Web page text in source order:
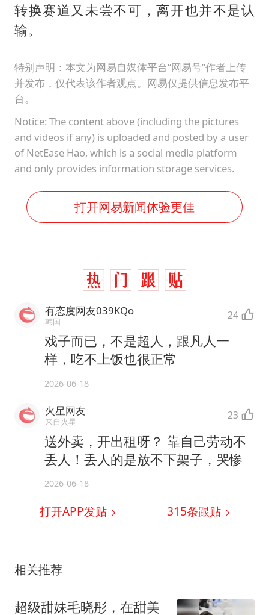
转换赛道又未尝不可，离开也并不是认
输。
特别声明：本文为网易自媒体平台“网易号”作者上传
并发布，仅代表该作者观点。网易仅提供信息发布平
台。
Notice: The content above (including the pictures
and videos if any) is uploaded and posted by a user
of NetEase Hao, which is a social media platform
and only provides information storage services.
打开网易新闻体验更佳
有态度网友039KQo
韩国 24
戏子而已，不是超人，跟凡人一
样，吃不上饭也很正常
2026-06-18
火星网友
来自火星 23
送外卖，开出租呀？ 靠自己劳动不
丢人！丢人的是放不下架子，哭惨
2026-06-18
打开APP发贴 315条跟贴
相关推荐
超级甜妹毛晓彤，在甜美